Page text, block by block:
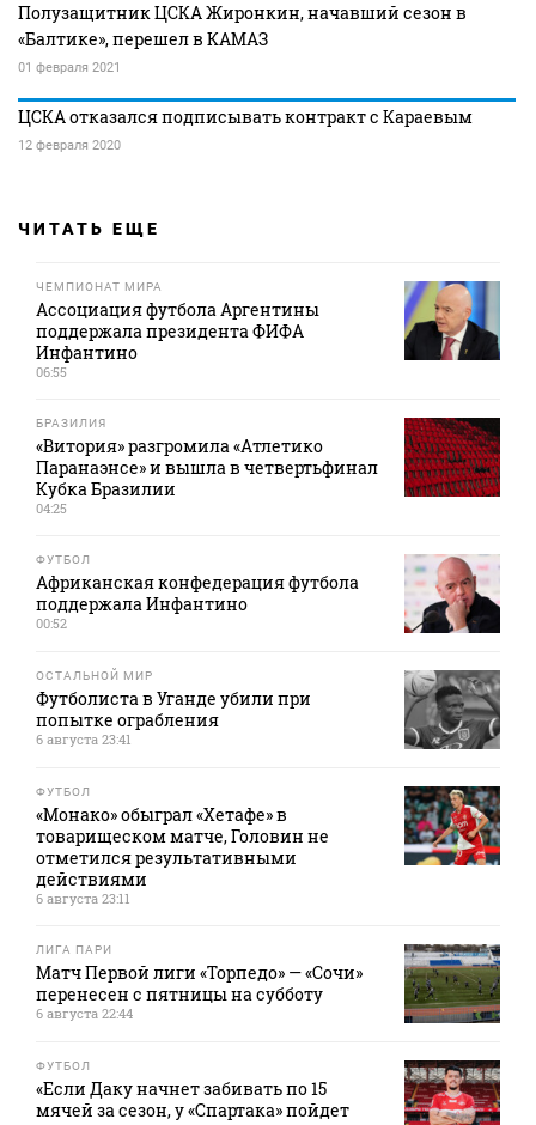
Полузащитник ЦСКА Жиронкин, начавший сезон в
«Балтике», перешел в КАМАЗ
01 февраля 2021
ЦСКА отказался подписывать контракт с Караевым
12 февраля 2020
ЧИТАТЬ ЕЩЕ
ЧЕМПИОНАТ МИРА
Ассоциация футбола Аргентины
поддержала президента ФИФА
Инфантино
06:55
БРАЗИЛИЯ
«Витория» разгромила «Атлетико
Паранаэнсе» и вышла в четвертьфинал
Кубка Бразилии
04:25
ФУТБОЛ
Африканская конфедерация футбола
поддержала Инфантино
00:52
ОСТАЛЬНОЙ МИР
Футболиста в Уганде убили при
попытке ограбления
6 августа 23:41
ФУТБОЛ
«Монако» обыграл «Хетафе» в
товарищеском матче, Головин не
отметился результативными
действиями
6 августа 23:11
ЛИГА ПАРИ
Матч Первой лиги «Торпедо» — «Сочи»
перенесен с пятницы на субботу
6 августа 22:44
ФУТБОЛ
«Если Даку начнет забивать по 15
мячей за сезон, у «Спартака» пойдет